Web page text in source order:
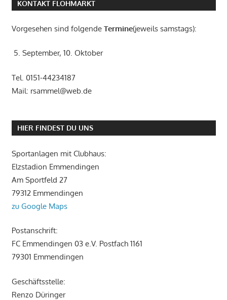
KONTAKT FLOHMARKT
Vorgesehen sind folgende Termine(jeweils samstags):
5. September, 10. Oktober
Tel. 0151-44234187
Mail: rsammel@web.de
HIER FINDEST DU UNS
Sportanlagen mit Clubhaus:
Elzstadion Emmendingen
Am Sportfeld 27
79312 Emmendingen
zu Google Maps
Postanschrift:
FC Emmendingen 03 e.V. Postfach 1161
79301 Emmendingen
Geschäftsstelle:
Renzo Düringer